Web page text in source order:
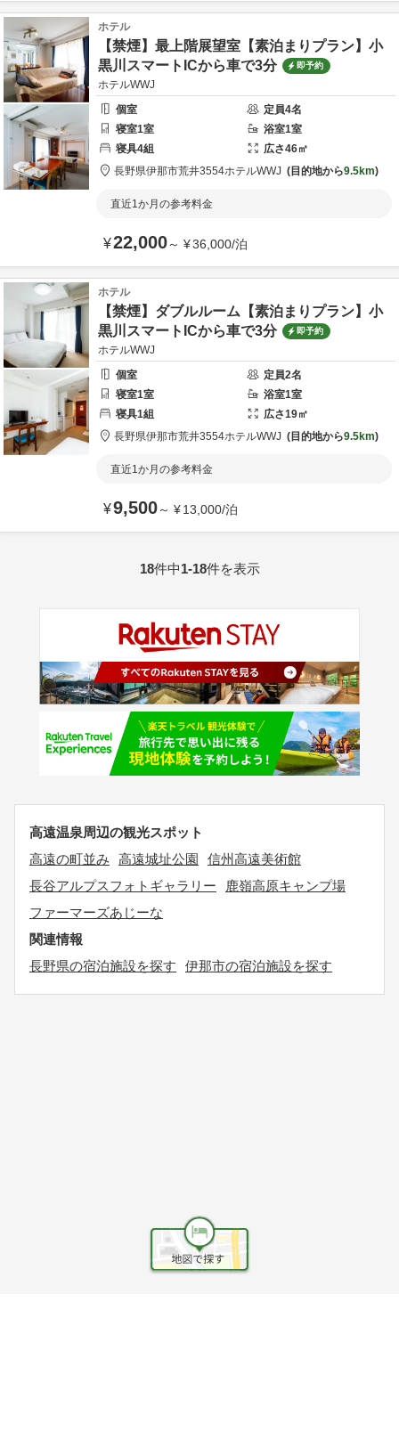
ホテル
【禁煙】最上階展望室【素泊まりプラン】小
黒川スマートICから車で3分
即予約
ホテルWWJ
個室
定員4名
寝室1室 浴室1室
寝具4組 広さ46㎡
長野県伊那市荒井3554ホテルWWJ 目的地から9.5km
直近1か月の参考料金
¥22,000～ ¥36,000/泊
ホテル
【禁煙】ダブルルーム【素泊まりプラン】小
黒川スマートICから車で3分
即予約
ホテルWWJ
個室
定員2名
寝室1室 浴室1室
寝具1組 広さ19㎡
長野県伊那市荒井3554ホテルWWJ 目的地から9.5km
直近1か月の参考料金
¥9,500～ ¥13,000/泊
18件中1-18件を表示
高遠温泉周辺の観光スポット
高遠の町並み
高遠城址公園
信州高遠美術館
長谷アルプスフォトギャラリー
鹿嶺高原キャンプ場
ファーマーズあじーな
関連情報
長野県の宿泊施設を探す
伊那市の宿泊施設を探す